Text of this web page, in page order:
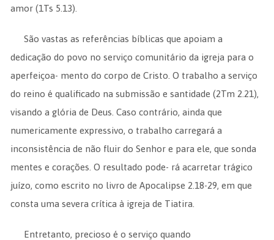
amor (1Ts 5.13).
São vastas as referências bíblicas que apoiam a
dedicação do povo no serviço comunitário da igreja para o
aperfeiçoa- mento do corpo de Cristo. O trabalho a serviço
do reino é qualificado na submissão e santidade (2Tm 2.21),
visando a glória de Deus. Caso contrário, ainda que
numericamente expressivo, o trabalho carregará a
inconsistência de não fluir do Senhor e para ele, que sonda
mentes e corações. O resultado pode- rá acarretar trágico
juízo, como escrito no livro de Apocalipse 2.18-29, em que
consta uma severa crítica à igreja de Tiatira.
Entretanto, precioso é o serviço quando